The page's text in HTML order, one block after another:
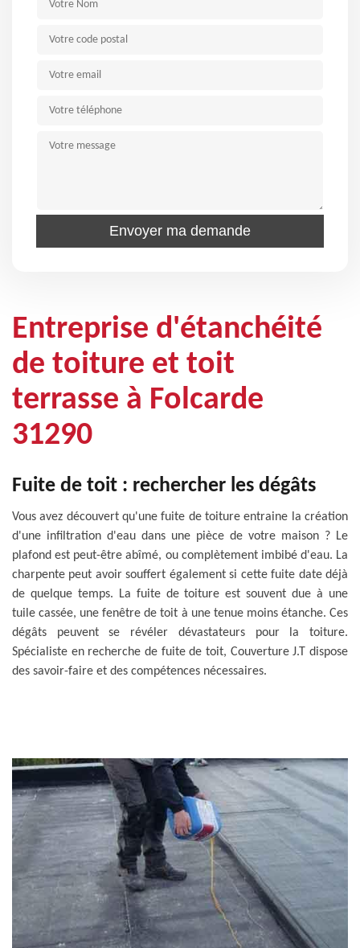
Entreprise d'étanchéité
de toiture et toit
terrasse à Folcarde
31290
Fuite de toit : rechercher les dégâts
Vous avez découvert qu'une fuite de toiture entraine la création
d'une infiltration d'eau dans une pièce de votre maison ? Le
plafond est peut-être abîmé, ou complètement imbibé d'eau. La
charpente peut avoir souffert également si cette fuite date déjà
de quelque temps. La fuite de toiture est souvent due à une
tuile cassée, une fenêtre de toit à une tenue moins étanche. Ces
dégâts peuvent se révéler dévastateurs pour la toiture.
Spécialiste en recherche de fuite de toit, Couverture J.T dispose
des savoir-faire et des compétences nécessaires.